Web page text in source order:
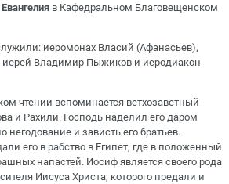
в Кафедральном Благовещенском
иеромонах Власий (Афанасьев),
иерей Владимир Пыжиков и иеродиакон
чтении вспоминается ветхозаветный
и Рахили. Господь наделил его даром
негодование и зависть его братьев.
его в рабство в Египет, где в положенный
напастей. Иосиф является своего рода
Иисуса Христа, которого предали и